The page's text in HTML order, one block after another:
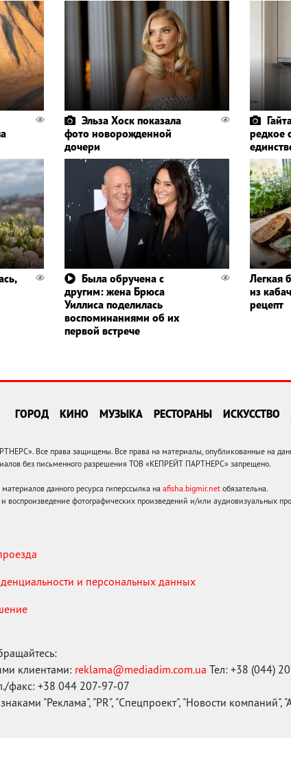
Эльза Хоск показала
фото новорожденной
дочери
редкое
Была обручена с
другим: жена Брюса
Уиллиса поделилась
воспоминаниями об их
первой встрече
Легкая
из
рецепт
ГОРОД КИНО МУЗЫКА РЕСТОРАНЫ ИСКУССТВО
Все права защищены. Все права на материалы, опубликованные на
без письменного разрешения ТОВ «КЕПРЕЙТ ПАРТНЕРС» запрещено.
данного ресурса гиперссылка на afisha.bigmir.net обязательна.
воспроизведение фотографических произведений и/или аудиовизуальных
и персональных данных
клиентами: reklama@mediadim.com.ua Тел: +38 (044)
факс: +38 044 207-97-07
"Реклама", "PR", "Спецпроект", "Новости компаний",